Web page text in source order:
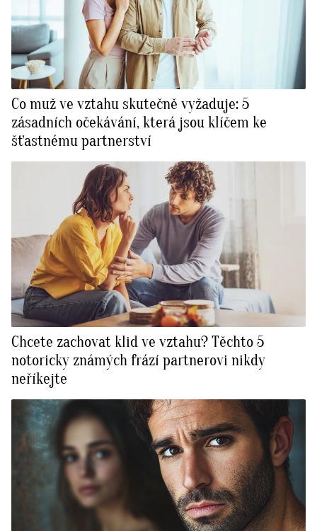
Co muž ve vztahu skutečně vyžaduje: 5
zásadních očekávání, která jsou klíčem ke
šťastnému partnerství
Chcete zachovat klid ve vztahu? Těchto 5
notoricky známých frází partnerovi nikdy
neříkejte